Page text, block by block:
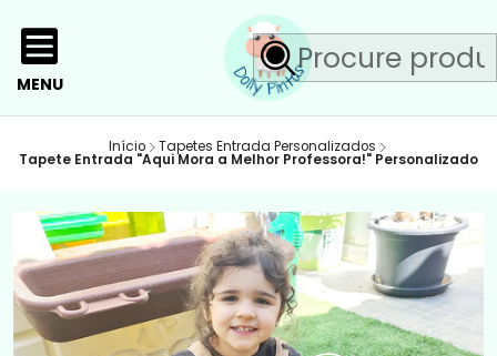
MENU
Início Tapetes Entrada Personalizados
Tapete Entrada "Aqui Mora a Melhor Professora!" Personalizado